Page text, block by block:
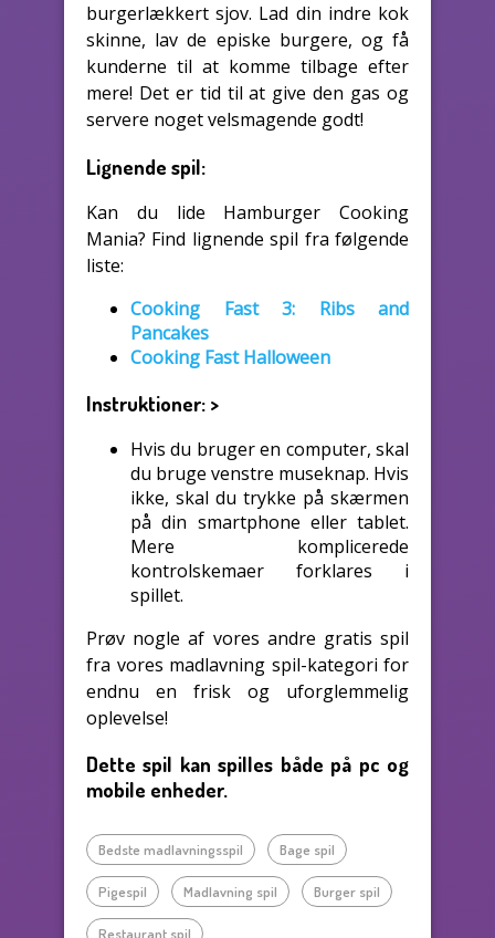
burgerlækkert sjov. Lad din indre kok
skinne, lav de episke burgere, og få
kunderne til at komme tilbage efter
mere! Det er tid til at give den gas og
servere noget velsmagende godt!
Lignende spil:
Kan du lide Hamburger Cooking
Mania? Find lignende spil fra følgende
liste:
Cooking Fast 3: Ribs and
Pancakes
Cooking Fast Halloween
Instruktioner: >
Hvis du bruger en computer, skal
du bruge venstre museknap. Hvis
ikke, skal du trykke på skærmen
på din smartphone eller tablet.
Mere komplicerede
kontrolskemaer forklares i
spillet.
Prøv nogle af vores andre gratis spil
fra vores madlavning spil-kategori for
endnu en frisk og uforglemmelig
oplevelse!
Dette spil kan spilles både på pc og
mobile enheder.
Bedste madlavningsspil Bage spil
Pigespil Madlavning spil Burger spil
Restaurant spil